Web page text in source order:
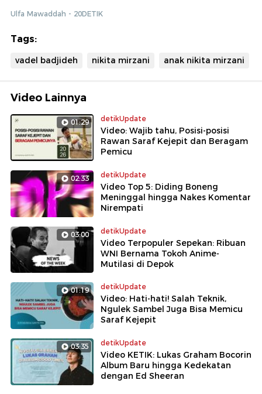
Ulfa Mawaddah - 20DETIK
Tags:
vadel badjideh nikita mirzani anak nikita mirzani
Video Lainnya
01:29 detikUpdate
Video: Wajib tahu, Posisi-posisi
Rawan Saraf Kejepit dan Beragam
Pemicu
02:33 detikUpdate
Video Top 5: Diding Boneng
Meninggal hingga Nakes Komentar
Nirempati
03:00 detikUpdate
Video Terpopuler Sepekan: Ribuan
WNI Bernama Tokoh Anime-
Mutilasi di Depok
01:19 detikUpdate
Video: Hati-hati! Salah Teknik,
Ngulek Sambel Juga Bisa Memicu
Saraf Kejepit
03:35 detikUpdate
Video KETIK: Lukas Graham Bocorin
Album Baru hingga Kedekatan
dengan Ed Sheeran